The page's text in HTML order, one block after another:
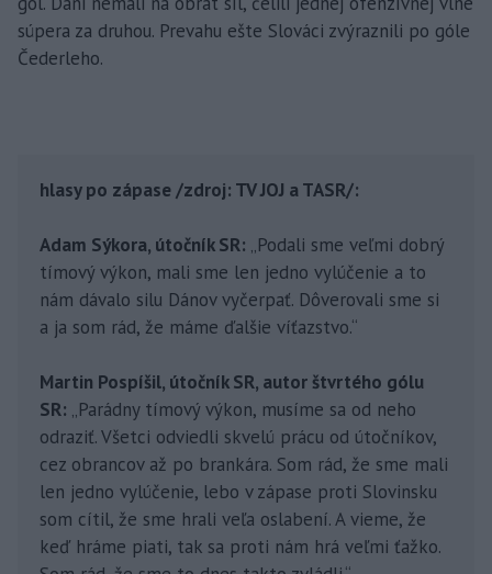
súpera za druhou. Prevahu ešte Slováci zvýraznili po góle
Čederleho.
hlasy po zápase /zdroj: TV JOJ a TASR/:
Adam Sýkora, útočník SR: „Podali sme veľmi dobrý
tímový výkon, mali sme len jedno vylúčenie a to
nám dávalo silu Dánov vyčerpať. Dôverovali sme si
a ja som rád, že máme ďalšie víťazstvo.“
Martin Pospíšil, útočník SR, autor štvrtého gólu
SR: „Parádny tímový výkon, musíme sa od neho
odraziť. Všetci odviedli skvelú prácu od útočníkov,
cez obrancov až po brankára. Som rád, že sme mali
len jedno vylúčenie, lebo v zápase proti Slovinsku
som cítil, že sme hrali veľa oslabení. A vieme, že
keď hráme piati, tak sa proti nám hrá veľmi ťažko.